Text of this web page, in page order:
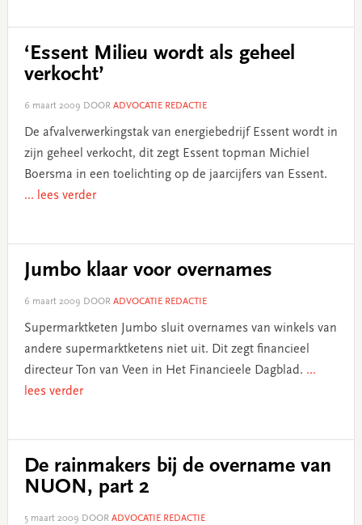
‘Essent Milieu wordt als geheel
verkocht’
6 maart 2009 DOOR ADVOCATIE REDACTIE
De afvalverwerkingstak van energiebedrijf Essent wordt in
zijn geheel verkocht, dit zegt Essent topman Michiel
Boersma in een toelichting op de jaarcijfers van Essent.
... lees verder
Jumbo klaar voor overnames
6 maart 2009 DOOR ADVOCATIE REDACTIE
Supermarktketen Jumbo sluit overnames van winkels van
andere supermarktketens niet uit. Dit zegt financieel
directeur Ton van Veen in Het Financieele Dagblad. ...
lees verder
De rainmakers bij de overname van
NUON, part 2
5 maart 2009 DOOR ADVOCATIE REDACTIE